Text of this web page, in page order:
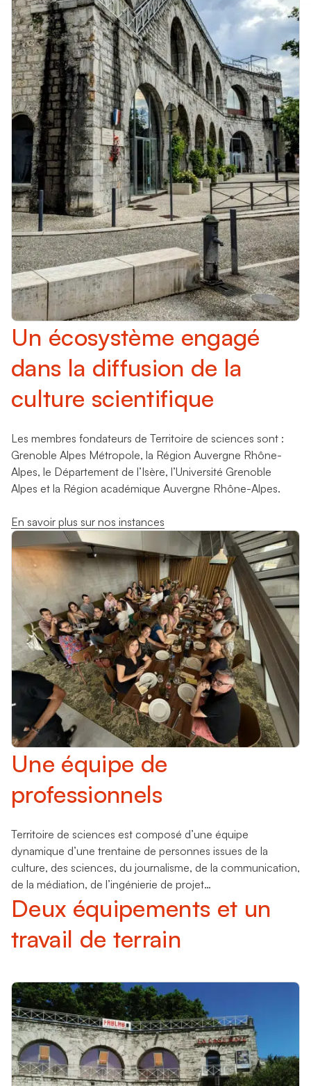
Un écosystème engagé
dans la diffusion de la
culture scientifique
Les membres fondateurs de Territoire de sciences sont :
Grenoble Alpes Métropole, la Région Auvergne Rhône-
Alpes, le Département de l’Isère, l’Université Grenoble
Alpes et la Région académique Auvergne Rhône-Alpes.
En savoir plus sur nos instances
Une équipe de
professionnels
Territoire de sciences est composé d’une équipe
dynamique d’une trentaine de personnes issues de la
culture, des sciences, du journalisme, de la communication,
de la médiation, de l’ingénierie de projet…
Deux équipements et un
travail de terrain